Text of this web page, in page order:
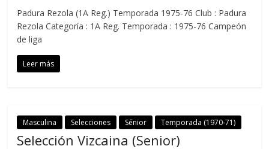
Padura Rezola (1A Reg.) Temporada 1975-76 Club : Padura
Rezola Categoría : 1A Reg. Temporada : 1975-76 Campeón
de liga
Leer más
Masculina Selecciones Sénior Temporada (1970-71)
Selección Vizcaina (Senior)